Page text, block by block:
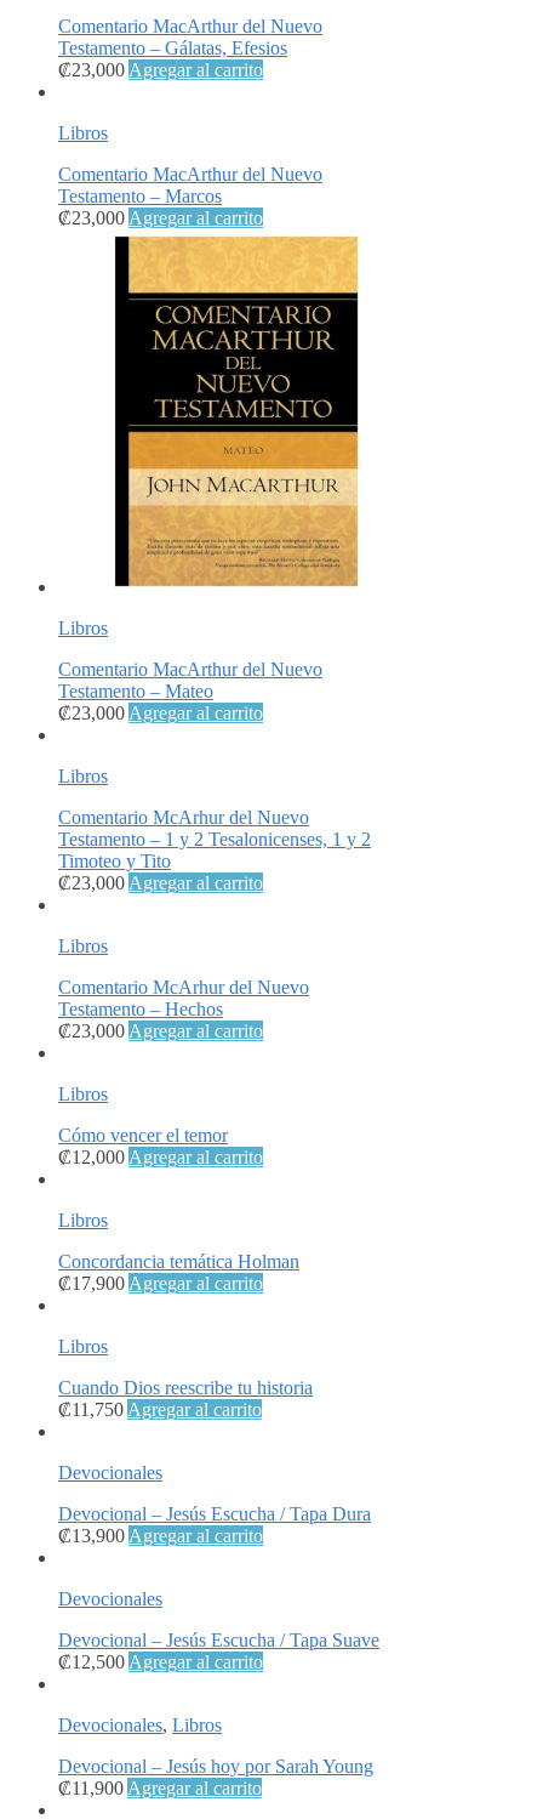
Comentario MacArthur del Nuevo
Testamento – Gálatas, Efesios
₡23,000 Agregar al carrito
Libros
Comentario MacArthur del Nuevo
Testamento – Marcos
₡23,000 Agregar al carrito
Libros
Comentario MacArthur del Nuevo
Testamento – Mateo
₡23,000 Agregar al carrito
Libros
Comentario McArhur del Nuevo
Testamento – 1 y 2 Tesalonicenses, 1 y 2
Timoteo y Tito
₡23,000 Agregar al carrito
Libros
Comentario McArhur del Nuevo
Testamento – Hechos
₡23,000 Agregar al carrito
Libros
Cómo vencer el temor
₡12,000 Agregar al carrito
Libros
Concordancia temática Holman
₡17,900 Agregar al carrito
Libros
Cuando Dios reescribe tu historia
₡11,750 Agregar al carrito
Devocionales
Devocional – Jesús Escucha / Tapa Dura
₡13,900 Agregar al carrito
Devocionales
Devocional – Jesús Escucha / Tapa Suave
₡12,500 Agregar al carrito
Devocionales, Libros
Devocional – Jesús hoy por Sarah Young
₡11,900 Agregar al carrito